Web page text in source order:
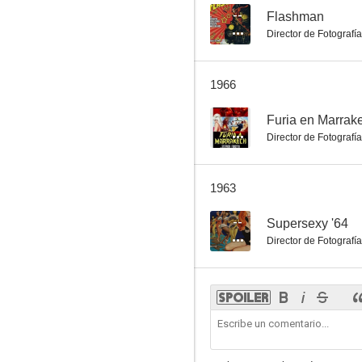
-- Flashman
Director de Fotografía
1966
-- Furia en
Director de Fotografía
1963
-- Supersexy '64
Director de Fotografía